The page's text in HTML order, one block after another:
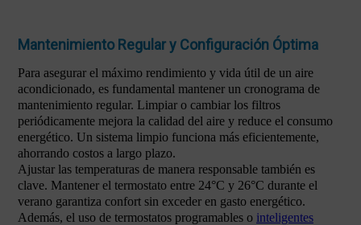
Mantenimiento Regular y Configuración Óptima
Para asegurar el máximo rendimiento y vida útil de un aire
acondicionado, es fundamental mantener un cronograma de
mantenimiento regular. Limpiar o cambiar los filtros
periódicamente mejora la calidad del aire y reduce el consumo
energético. Un sistema limpio funciona más eficientemente,
ahorrando costos a largo plazo.
Ajustar las temperaturas de manera responsable también es
clave. Mantener el termostato entre 24°C y 26°C durante el
verano garantiza confort sin exceder en gasto energético.
Además, el uso de termostatos programables o inteligentes